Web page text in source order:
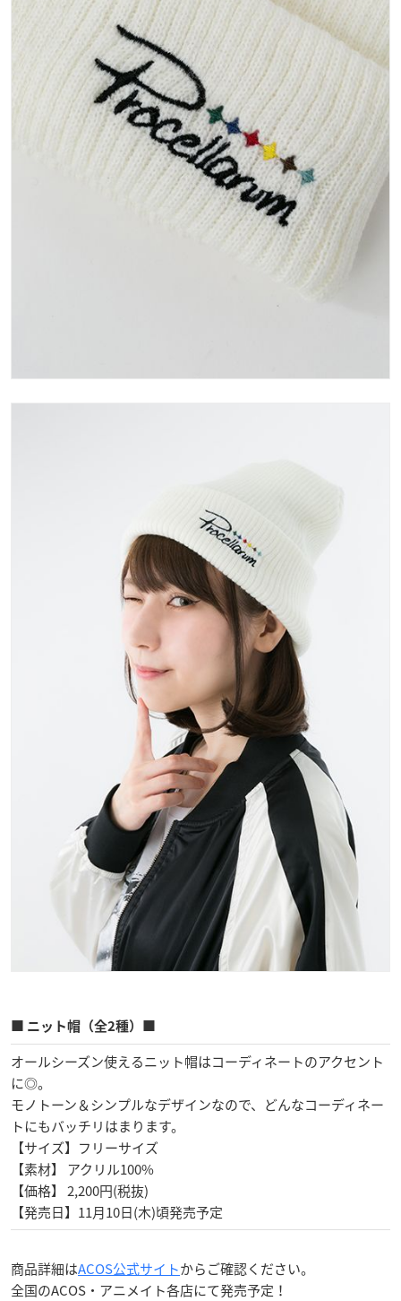
■ ニット帽（全2種）■
オールシーズン使えるニット帽はコーディネートのアクセント
に◎。
モノトーン＆シンプルなデザインなので、どんなコーディネー
トにもバッチリはまります。
【サイズ】フリーサイズ
【素材】 アクリル100%
【価格】 2,200円(税抜)
【発売日】11月10日(木)頃発売予定
商品詳細はACOS公式サイトからご確認ください。
全国のACOS・アニメイト各店にて発売予定！